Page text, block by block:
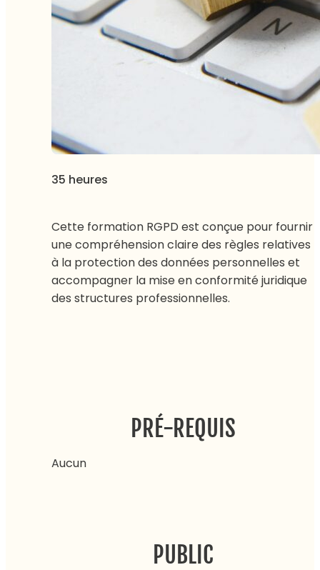
35 heures
Cette formation RGPD est conçue pour fournir
une compréhension claire des règles relatives
à la protection des données personnelles et
accompagner la mise en conformité juridique
des structures professionnelles.
PRÉ-REQUIS
Aucun
PUBLIC